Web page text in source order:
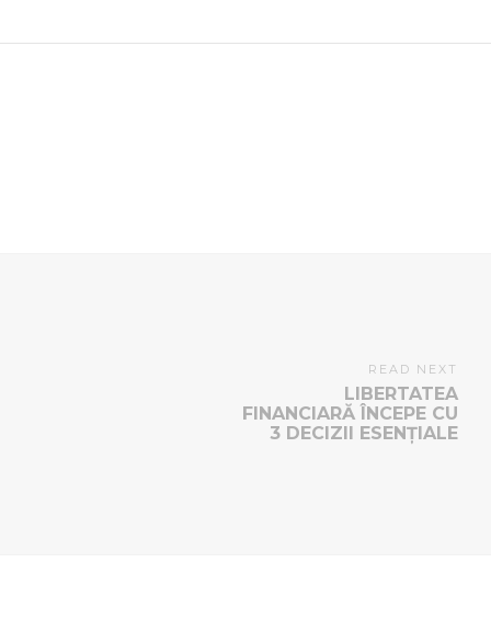
READ NEXT
LIBERTATEA
FINANCIARĂ ÎNCEPE CU
3 DECIZII ESENȚIALE